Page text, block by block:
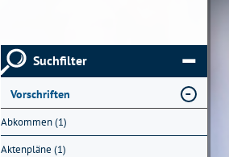
Suchfilter
Vorschriften
Abkommen (1)
Aktenpläne (1)